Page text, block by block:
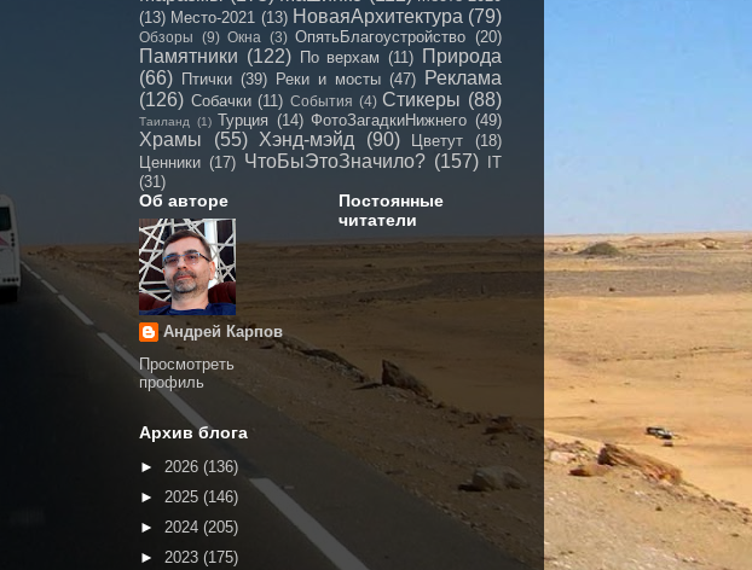
(13) Место-2021 (13) НоваяАрхитектура (79)
Обзоры (9) Окна (3) ОпятьБлагоустройство (20)
Памятники (122) По верхам (11) Природа
(66) Птички (39) Реки и мосты (47) Реклама
(126) Собачки (11) События (4) Стикеры (88)
Таиланд (1) Турция (14) ФотоЗагадкиНижнего (49)
Храмы (55) Хэнд-мэйд (90) Цветут
(18)
Ценники (17) ЧтоБыЭтоЗначило? (157)
IT
(31)
Об авторе
Андрей Карпов
Просмотреть
профиль
Постоянные
читатели
Архив блога
► 2026 (136)
► 2025 (146)
► 2024 (205)
► 2023 (175)